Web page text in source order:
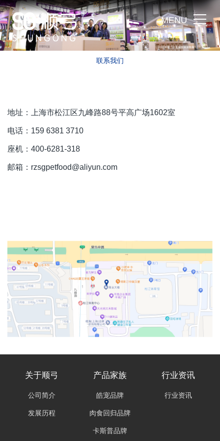
MENU
联系我们
地址：上海市松江区九峰路88号平高广场1602室
电话：159 6381 3710
座机：400-6281-318
邮箱： rzsgpetfood@aliyun.com
关于顺弓
公司简介
发展历程
产品家族
皓宠品牌
肉食回归品牌
卡斯普品牌
行业资讯
行业资讯